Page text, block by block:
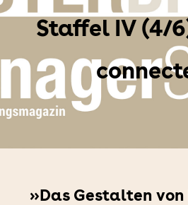
Staffel IV (4/
»Das Gestalten von